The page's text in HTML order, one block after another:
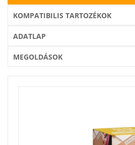
KOMPATIBILIS TARTOZÉKOK
ADATLAP
MEGOLDÁSOK